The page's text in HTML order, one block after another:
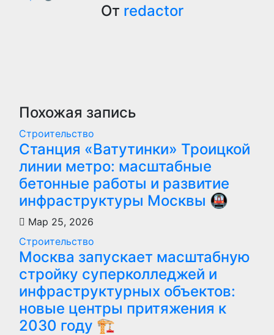
От redactor
Похожая запись
Строительство
Станция «Ватутинки» Троицкой
линии метро: масштабные
бетонные работы и развитие
инфраструктуры Москвы 🚇
Мар 25, 2026
Строительство
Москва запускает масштабную
стройку суперколледжей и
инфраструктурных объектов:
новые центры притяжения к
2030 году 🏗️